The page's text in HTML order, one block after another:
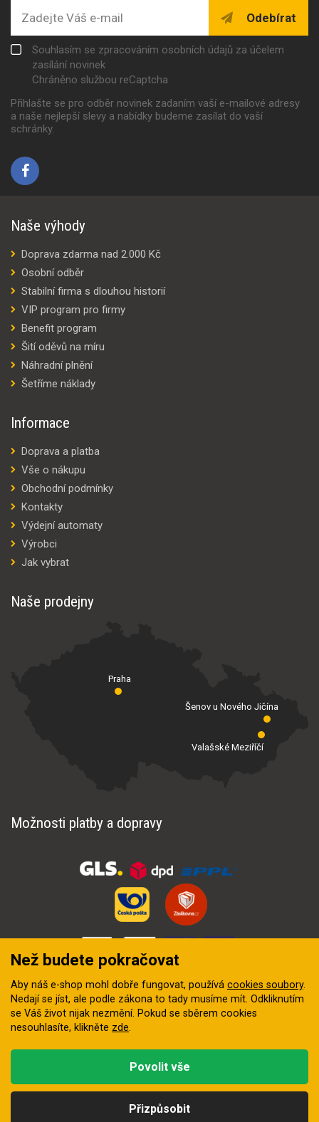
Odebírat
Souhlasím se zpracováním osobních údajů za účelem
zasílání novinek
Chráněno službou reCaptcha
Přihlašte se pro odběr novinek zadaním vaší e-mailové adresy
a naše nejlepší slevy a nabídky budeme zasílat do vaší
schránky.
Naše výhody
Doprava zdarma nad 2.000 Kč
Osobní odběr
Stabilní firma s dlouhou historií
VIP program pro firmy
Benefit program
Šití oděvů na míru
Náhradní plnění
Šetříme náklady
Informace
Doprava a platba
Vše o nákupu
Obchodní podmínky
Kontakty
Výdejní automaty
Výrobci
Jak vybrat
Naše prodejny
Praha
Valašské Meziříčí
Šenov u Nového Jičína
Možnosti platby a dopravy
digitální agentura FEO
Než budete pokračovat
Aby náš e-shop mohl dobře fungovat, používá cookies soubory.
Nedají se jíst, ale podle zákona to tady musíme mít. Odkliknutím
se Váš život nijak nezmění. Pokud se sběrem cookies
nesouhlasíte, klikněte zde.
Přizpůsobit
Povolit vše